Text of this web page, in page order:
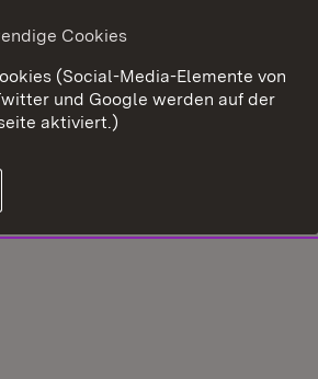
Cookies
(Social-Media-Elemente von
und Google werden auf der
aktiviert.)